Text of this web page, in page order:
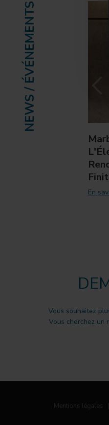
NEWS / ÉVÉNEMENTS
En
Vous souhaitez
Vous cherchez un
Mentions légales